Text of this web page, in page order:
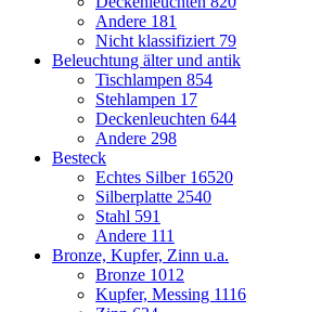
Andere 181
Nicht klassifiziert 79
Beleuchtung älter und antik
Tischlampen 854
Stehlampen 17
Deckenleuchten 644
Andere 298
Besteck
Echtes Silber 16520
Silberplatte 2540
Stahl 591
Andere 111
Bronze, Kupfer, Zinn u.a.
Bronze 1012
Kupfer, Messing 1116